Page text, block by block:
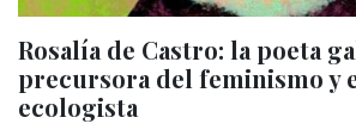
Rosalía de Castro: la poeta
precursora del feminismo y
ecologista